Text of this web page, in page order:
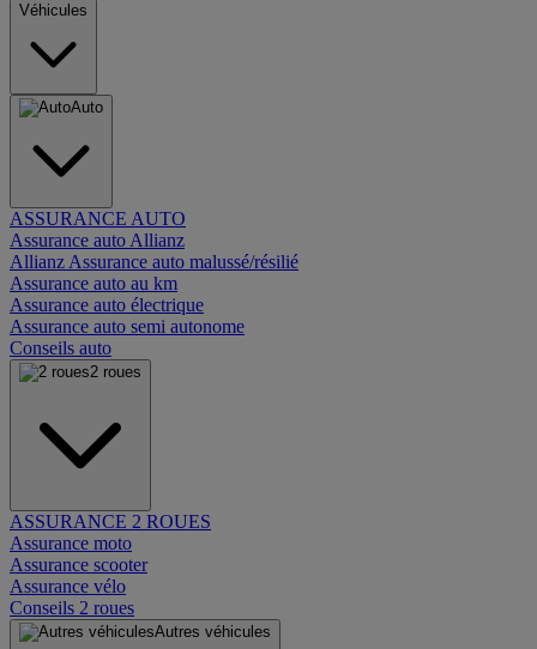
Véhicules
Auto
ASSURANCE AUTO
Assurance auto Allianz
Allianz Assurance auto malussé/résilié
Assurance auto au km
Assurance auto électrique
Assurance auto semi autonome
Conseils auto
2 roues
ASSURANCE 2 ROUES
Assurance moto
Assurance scooter
Assurance vélo
Conseils 2 roues
Autres véhicules